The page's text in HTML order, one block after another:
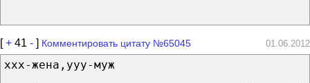
[+ 41 - ] Комментировать цитату №65045 01.06.2012
ххх-жена,ууу-муж